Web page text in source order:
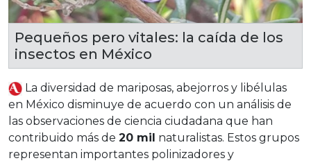
Pequeños pero vitales: la caída de los
insectos en México
La diversidad de mariposas, abejorros y libélulas
en México disminuye de acuerdo con un análisis de
las observaciones de ciencia ciudadana que han
contribuido más de 20 mil naturalistas. Estos grupos
representan importantes polinizadores y